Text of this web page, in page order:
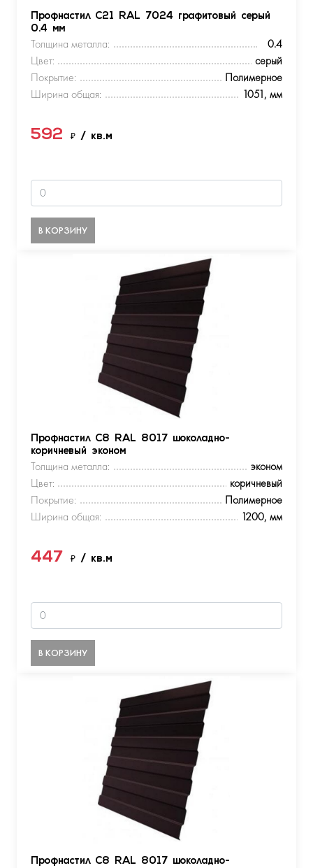
Профнастил С21 RAL 7024 графитовый серый
0.4 мм
Толщина металла:
0.4
Цвет:
серый
Покрытие:
Полимерное
Ширина общая:
1051, мм
592 ₽ / кв.м
В КОРЗИНУ
Профнастил С8 RAL 8017 шоколадно-
коричневый эконом
Толщина металла:
эконом
Цвет:
коричневый
Покрытие:
Полимерное
Ширина общая:
1200, мм
447 ₽ / кв.м
В КОРЗИНУ
Профнастил С8 RAL 8017 шоколадно-